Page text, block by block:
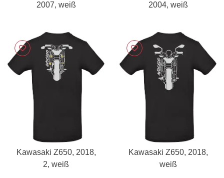
2007, weiß
2004, weiß
Kawasaki Z650, 2018,
2, weiß
Kawasaki Z650, 2018,
weiß